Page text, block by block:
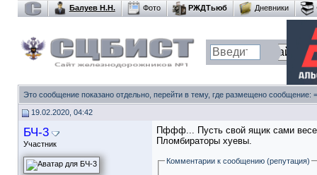
Балуев Н.Н. Фото РЖДТьюб Дневники
Это сообщение показано отдельно, перейти в тему, где размещено сообщение:
19.02.2020, 04:42
БЧ-3
Участник
Пффф... Пусть свой ящик сами
Пломбираторы хyeвы.
Комментарии к сообщению (репутация)